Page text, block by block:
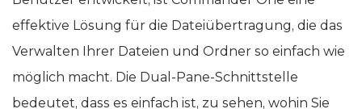
effektive Lösung für die Dateiübertragung, die das
Verwalten Ihrer Dateien und Ordner so einfach wie
möglich macht. Die Dual-Pane-Schnittstelle
bedeutet, dass es einfach ist, zu sehen, wohin Sie